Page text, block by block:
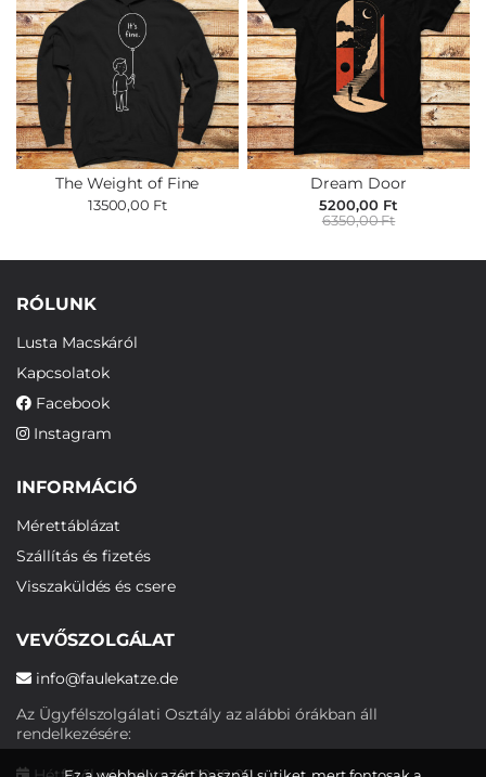
The Weight of Fine
13500,00 Ft
Dream Door
5200,00 Ft
6350,00 Ft
RÓLUNK
Lusta Macskáról
Kapcsolatok
Facebook
Instagram
INFORMÁCIÓ
Mérettáblázat
Szállítás és fizetés
Visszaküldés és csere
VEVŐSZOLGÁLAT
info@faulekatze.de
Az Ügyfélszolgálati Osztály az alábbi órákban áll
rendelkezésére: